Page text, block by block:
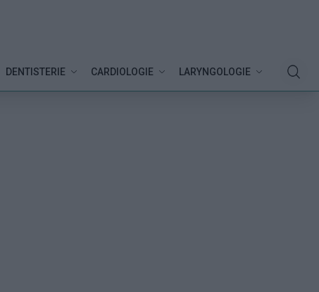
DENTISTERIE CARDIOLOGIE LARYNGOLOGIE